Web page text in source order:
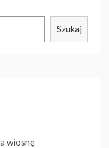
Szukaj
wiosnę